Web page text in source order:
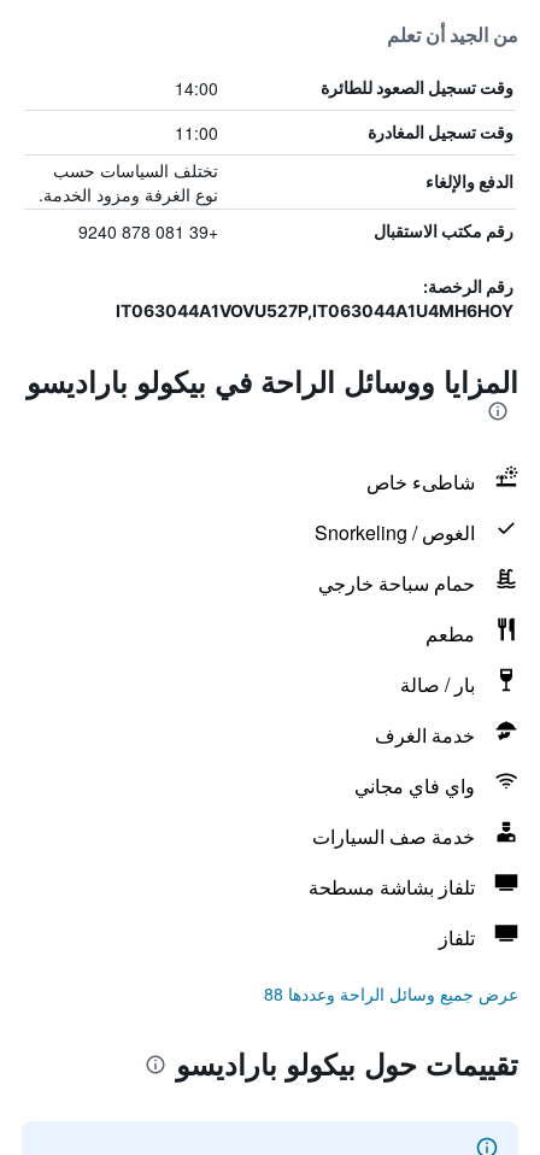
من الجيد أن تعلم
وقت تسجيل الصعود للطائرة 14:00
وقت تسجيل المغادرة 11:00
الدفع والإلغاء
تختلف السياسات حسب
نوع الغرفة ومزود الخدمة.
رقم مكتب الاستقبال +39 081 878 9240
رقم الرخصة:
IT063044A1VOVU527P,IT063044A1U4MH6HOY
المزايا ووسائل الراحة في بيكولو باراديسو
شاطىء خاص
الغوص / Snorkeling
حمام سباحة خارجي
مطعم
بار / صالة
خدمة الغرف
واي فاي مجاني
خدمة صف السيارات
تلفاز بشاشة مسطحة
تلفاز
عرض جميع وسائل الراحة وعددها 88
تقييمات حول بيكولو باراديسو